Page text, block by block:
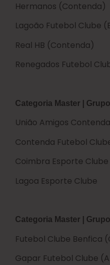
Hermanos (Contenda)
Lagoão Futebol Clube
Real HB (Contenda)
Renegados Futebol
Categoria Master |
União Amigos Contenda
Contenda Futebol
Coimbra Esporte
Lagoa Esporte Clube
Categoria Master |
Futebol Clube Benfica
Gapar Futebol Clube